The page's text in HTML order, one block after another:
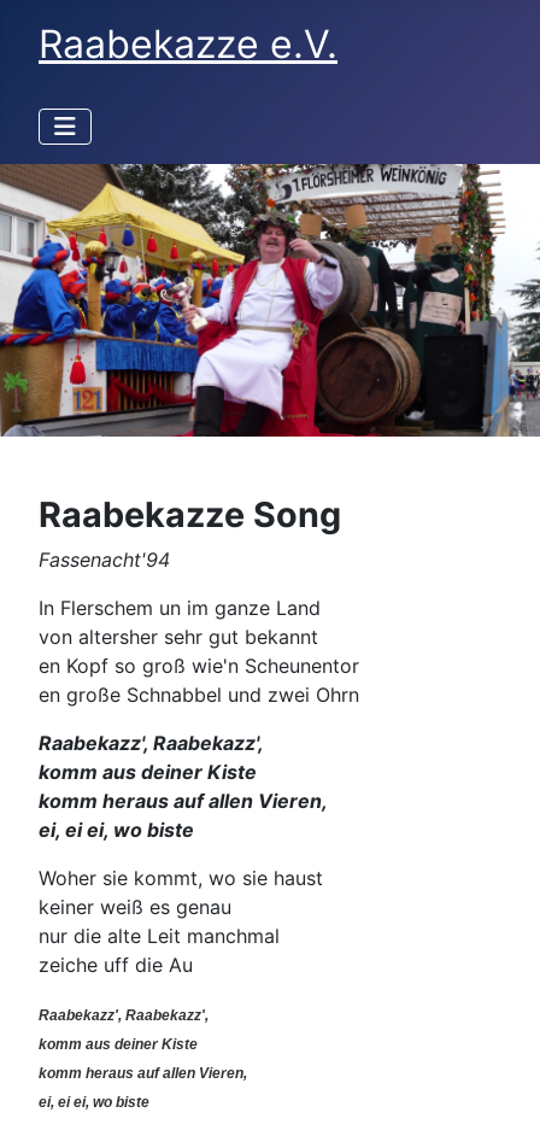
Raabekazze e.V.
Raabekazze Song
Fassenacht'94
In Flerschem un im ganze Land
von altersher sehr gut bekannt
en Kopf so groß wie'n Scheunentor
en große Schnabbel und zwei Ohrn
Raabekazz', Raabekazz',
komm aus deiner Kiste
komm heraus auf allen Vieren,
ei, ei ei, wo biste
Woher sie kommt, wo sie haust
keiner weiß es genau
nur die alte Leit manchmal
zeiche uff die Au
Raabekazz', Raabekazz',
komm aus deiner Kiste
komm heraus auf allen Vieren,
ei, ei ei, wo biste